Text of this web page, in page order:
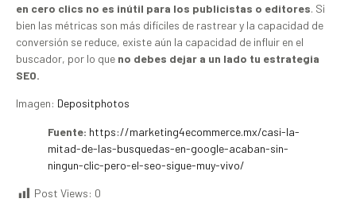
en cero clics no es inútil para los publicistas o editores. Si
bien las métricas son más difíciles de rastrear y la capacidad de
conversión se reduce, existe aún la capacidad de influir en el
buscador, por lo que no debes dejar a un lado tu estrategia
SEO.
Imagen: Depositphotos
Fuente: https://marketing4ecommerce.mx/casi-la-
mitad-de-las-busquedas-en-google-acaban-sin-
ningun-clic-pero-el-seo-sigue-muy-vivo/
Post Views: 0